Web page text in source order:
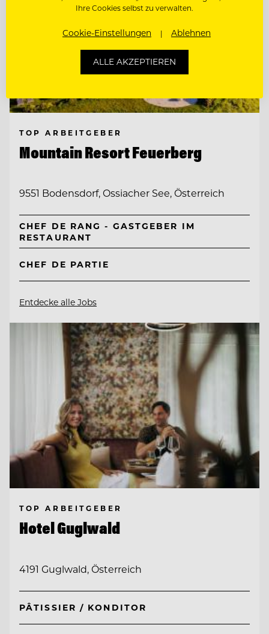
TOP ARBEITGEBER
Mountain Resort Feuerberg
9551 Bodensdorf, Ossiacher See, Österreich
CHEF DE RANG - GASTGEBER IM
RESTAURANT
CHEF DE PARTIE
Entdecke alle Jobs
TOP ARBEITGEBER
Hotel Guglwald
4191 Guglwald, Österreich
PÂTISSIER / KONDITOR
Ihre Cookies selbst zu verwalten.
Cookie-Einstellungen Ablehnen
ALLE AKZEPTIEREN